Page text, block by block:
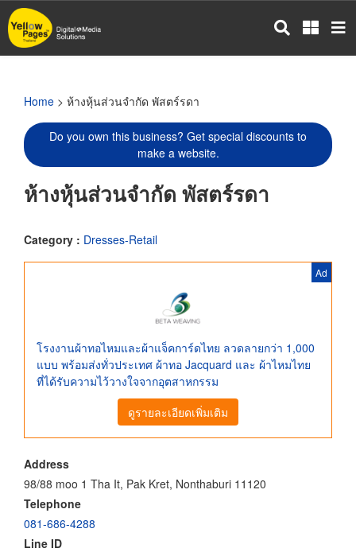
Skip
to
main
Home > ห้างหุ้นส่วนจำกัด พัสตร์รดา
Do you own this business? Get special discounts to
make a website.
ห้างหุ้นส่วนจำกัด พัสตร์รดา
Category : Dresses-Retail
Ad
โรงงานผ้าทอไหมและผ้าแจ็คการ์ดไทย ลวดลายกว่า 1,000
แบบ พร้อมส่งทั่วประเทศ ผ้าทอ Jacquard และ ผ้าไหมไทย
ที่ได้รับความไว้วางใจจากอุตสาหกรรม
ดูรายละเอียดเพิ่มเติม
Address
98/88 moo 1 Tha It, Pak Kret, Nonthaburi 11120
Telephone
081-686-4288
Line ID